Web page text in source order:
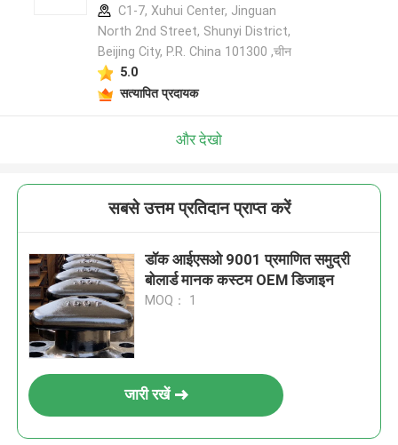
C1-7, Xuhui Center, Jinguan
North 2nd Street, Shunyi District,
Beijing City, P.R. China 101300 ,चीन
5.0
सत्यापित प्रदायक
और देखो
सबसे उत्तम प्रतिदान प्राप्त करें
डॉक आईएसओ 9001 प्रमाणित समुद्री
बोलार्ड मानक कस्टम OEM डिजाइन
MOQ： 1
जारी रखें